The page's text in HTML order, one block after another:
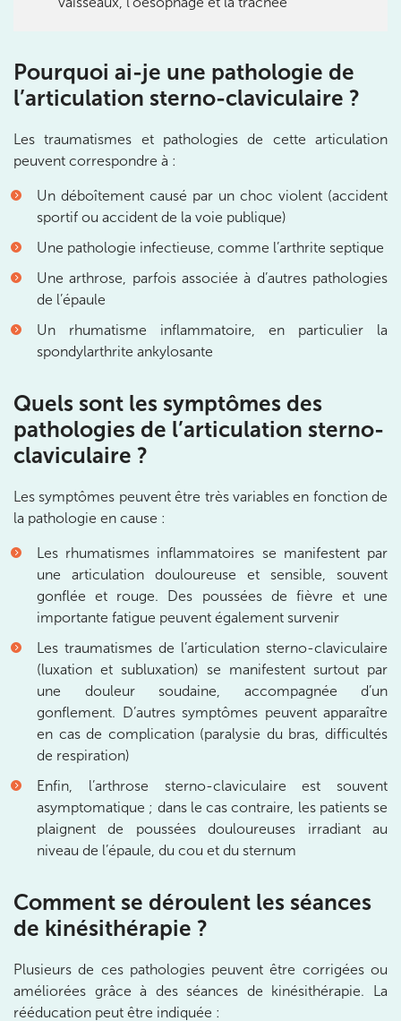
Pourquoi ai-je une pathologie de
l’articulation sterno-claviculaire ?
Les traumatismes et pathologies de cette articulation
peuvent correspondre à :
Un déboîtement causé par un choc violent (accident
sportif ou accident de la voie publique)
Une pathologie infectieuse, comme l’arthrite septique
Une arthrose, parfois associée à d’autres pathologies
de l’épaule
Un rhumatisme inflammatoire, en particulier la
spondylarthrite ankylosante
Quels sont les symptômes des
pathologies de l’articulation sterno-
claviculaire ?
Les symptômes peuvent être très variables en fonction de
la pathologie en cause :
Les rhumatismes inflammatoires se manifestent par
une articulation douloureuse et sensible, souvent
gonflée et rouge. Des poussées de fièvre et une
importante fatigue peuvent également survenir
Les traumatismes de l’articulation sterno-claviculaire
(luxation et subluxation) se manifestent surtout par
une douleur soudaine, accompagnée d’un
gonflement. D’autres symptômes peuvent apparaître
en cas de complication (paralysie du bras, difficultés
de respiration)
Enfin, l’arthrose sterno-claviculaire est souvent
asymptomatique ; dans le cas contraire, les patients se
plaignent de poussées douloureuses irradiant au
niveau de l’épaule, du cou et du sternum
Comment se déroulent les séances
de kinésithérapie ?
Plusieurs de ces pathologies peuvent être corrigées ou
améliorées grâce à des séances de kinésithérapie. La
rééducation peut être indiquée :
IK PARIS 6 – CASSETTE
1 Rue Cassette 75006 Paris
01 42 84 06 95
Prenez RDV sur
IK BOULOGNE
Billancourt
3 Av. André Morizet 92100 Boulogne-Billancourt
01 48 25 34 79
Prenez RDV sur
Prenez RDV sur
IK CHÂTENAY-MALABRY
380 Av. de la Division Leclerc 92290
380 Av. de la Division Leclerc 92290 Châtenay-
01 43 50 05 24
Prenez RDV sur
Prenez RDV sur
IK PARIS 17 – VILLIERS
68 Av. de Villiers 75017 Paris
68 Av. de Villiers 75017 Paris
01 44 90 90 40
Prenez RDV sur
Prenez RDV sur
IK PARIS 8 – SAINT-LAZARE
20 Rue de la Pépinière 75008 Paris
Prenez RDV sur
PARIS 9 – PETRELLE